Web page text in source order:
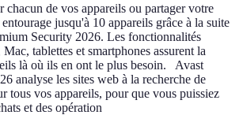
chacun de vos appareils ou partager votre
jusqu'à 10 appareils grâce à la suite
Security 2026. Les fonctionnalités
tablettes et smartphones assurent la
là où ils en ont le plus besoin. Avast
analyse les sites web à la recherche de
tous vos appareils, pour que vous puissiez
et des opération